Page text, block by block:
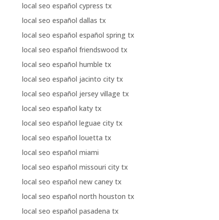
local seo español cypress tx
local seo español dallas tx
local seo español español spring tx
local seo español friendswood tx
local seo español humble tx
local seo español jacinto city tx
local seo español jersey village tx
local seo español katy tx
local seo español leguae city tx
local seo español louetta tx
local seo español miami
local seo español missouri city tx
local seo español new caney tx
local seo español north houston tx
local seo español pasadena tx